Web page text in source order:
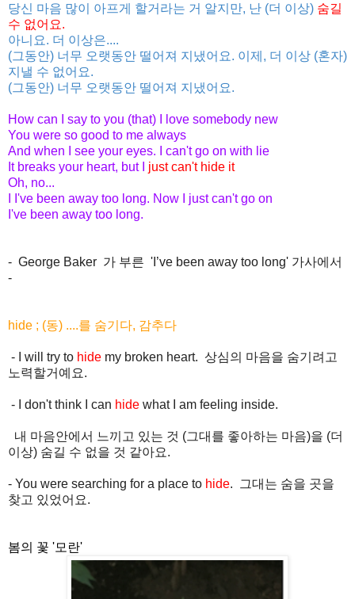
당신 마음 많이 아프게 할거라는 거 알지만, 난 (더 이상) 숨길
수 없어요.
아니요. 더 이상은....
(그동안) 너무 오랫동안 떨어져 지냈어요. 이제, 더 이상 (혼자)
지낼 수 없어요.
(그동안) 너무 오랫동안 떨어져 지냈어요.
How can I say to you (that) I love somebody new
You were so good to me always
And when I see your eyes. I can't go on with lie
It breaks your heart, but I just can't hide it
Oh, no...
I I've been away too long. Now I just can't go on
I've been away too long.
- George Baker 가 부른 ' I’ve been away too long' 가사에서
-
hide ; (동) ....를 숨기다, 감추다
- I will try to hide my broken heart. 상심의 마음을 숨기려고
노력할거예요.
- I don't think I can hide what I am feeling inside.
내 마음안에서 느끼고 있는 것 (그대를 좋아하는 마음)을 (더
이상) 숨길 수 없을 것 같아요.
- You were searching for a place to hide. 그대는 숨을 곳을
찾고 있었어요.
봄의 꽃 '모란'